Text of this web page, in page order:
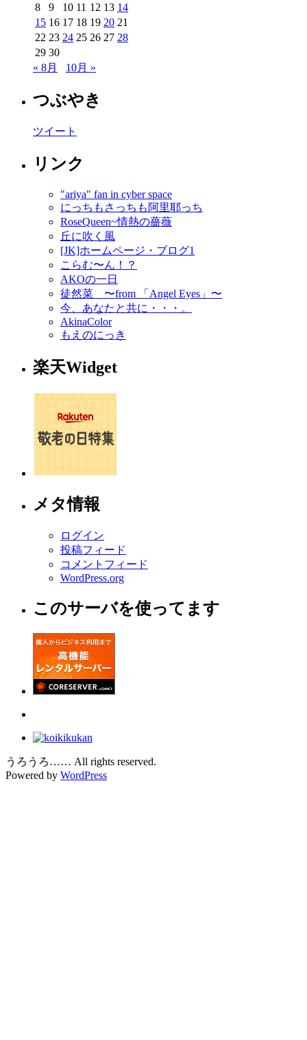
8
9 10 11 12 13 14
15 16 17 18 19 20 21
22 23 24 25 26 27 28
29 30
« 8月
10月 »
つぶやき
ツイート
リンク
"ariya" fan in cyber space
にっちもさっちも阿里耶っち
RoseQueen~情熱の薔薇
丘に吹く風
[JK]ホームページ・ブログ1
こらむ〜ん！？
AKOの一日
徒然菜 〜from 「Angel Eyes」〜
今、あなたと共に・・・。
AkinaColor
もえのにっき
楽天Widget
メタ情報
ログイン
投稿フィード
コメントフィード
WordPress.org
このサーバを使ってます
うろうろ…… All rights reserved.
Powered by WordPress